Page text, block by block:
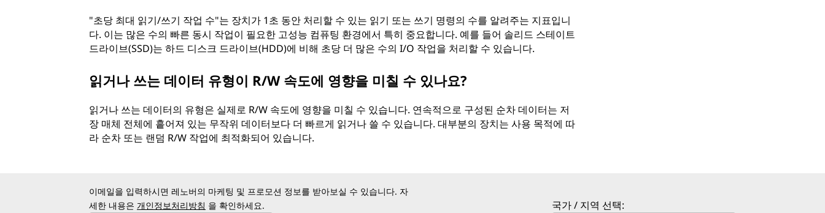
"초당 최대 읽기/쓰기 작업 수"는 장치가 1초 동안 처리할 수 있는 읽기 또는 쓰기 명령의 수를 알려주는 지표입니
다. 이는 많은 수의 빠른 동시 작업이 필요한 고성능 컴퓨팅 환경에서 특히 중요합니다. 예를 들어 솔리드 스테이트
드라이브(SSD)는 하드 디스크 드라이브(HDD)에 비해 초당 더 많은 수의 I/O 작업을 처리할 수 있습니다.
읽거나 쓰는 데이터 유형이 R/W 속도에 영향을 미칠 수 있나요?
읽거나 쓰는 데이터의 유형은 실제로 R/W 속도에 영향을 미칠 수 있습니다. 연속적으로 구성된 순차 데이터는 저
장 매체 전체에 흩어져 있는 무작위 데이터보다 더 빠르게 읽거나 쓸 수 있습니다. 대부분의 장치는 사용 목적에 따
라 순차 또는 랜덤 R/W 작업에 최적화되어 있습니다.
이메일을 입력하시면 레노버의 마케팅 및 프로모션 정보를 받아보실 수 있습니다. 자
세한 내용은 개인정보처리방침 을 확인하세요. 국가 / 지역 선택: